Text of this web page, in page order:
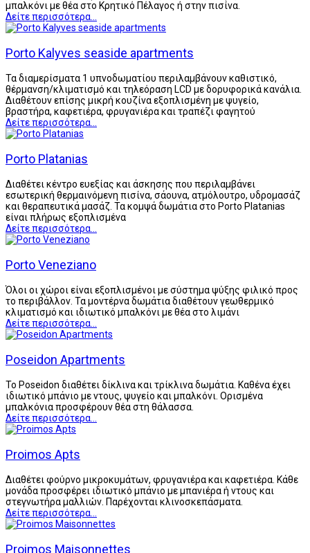
μπαλκόνι με θέα στο Κρητικό Πέλαγος ή στην πισίνα.
Δείτε περισσότερα...
Porto Kalyves seaside apartments
Τα διαμερίσματα 1 υπνοδωματίου περιλαμβάνουν καθιστικό,
θέρμανση/κλιματισμό και τηλεόραση LCD με δορυφορικά κανάλια.
Διαθέτουν επίσης μικρή κουζίνα εξοπλισμένη με ψυγείο,
βραστήρα, καφετιέρα, φρυγανιέρα και τραπέζι φαγητού
Δείτε περισσότερα...
Porto Platanias
Διαθέτει κέντρο ευεξίας και άσκησης που περιλαμβάνει
εσωτερική θερμαινόμενη πισίνα, σάουνα, ατμόλουτρο, υδρομασάζ
και θεραπευτικά μασάζ. Τα κομψά δωμάτια στο Porto Platanias
είναι πλήρως εξοπλισμένα
Δείτε περισσότερα...
Porto Veneziano
Όλοι οι χώροι είναι εξοπλισμένοι με σύστημα ψύξης φιλικό προς
το περιβάλλον. Τα μοντέρνα δωμάτια διαθέτουν γεωθερμικό
κλιματισμό και ιδιωτικό μπαλκόνι με θέα στο λιμάνι
Δείτε περισσότερα...
Poseidon Apartments
Το Poseidon διαθέτει δίκλινα και τρίκλινα δωμάτια. Καθένα έχει
ιδιωτικό μπάνιο με ντους, ψυγείο και μπαλκόνι. Ορισμένα
μπαλκόνια προσφέρουν θέα στη θάλασσα.
Δείτε περισσότερα...
Proimos Apts
Διαθέτει φούρνο μικροκυμάτων, φρυγανιέρα και καφετιέρα. Κάθε
μονάδα προσφέρει ιδιωτικό μπάνιο με μπανιέρα ή ντους και
στεγνωτήρα μαλλιών. Παρέχονται κλινοσκεπάσματα.
Δείτε περισσότερα...
Proimos Maisonnettes